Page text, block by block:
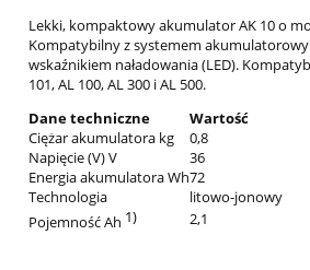
Lekki, kompaktowy akumulator AK 10 o
Kompatybilny z systemem
wskaźnikiem naładowania (LED).
101, AL 100, AL 300 i AL 500.
Dane techniczne
Wartość
Ciężar akumulatora kg
0,8
Napięcie (V) V
36
Energia akumulatora Wh72
Technologia
litowo-jonowy
Pojemność Ah 1) 2,1